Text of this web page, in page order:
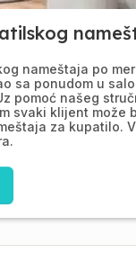
nameštaja po
sa ponudom u
pomoć našeg
svaki klijent može
za kupatilo.